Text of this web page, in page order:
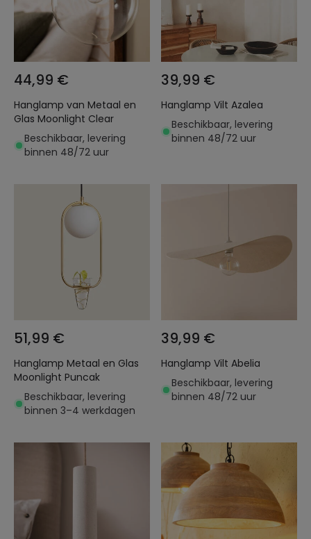
44,99 €
Hanglamp van Metaal en
Glas Moonlight Clear
Beschikbaar, levering
binnen 48/72 uur
39,99 €
Hanglamp Vilt Azalea
Beschikbaar, levering
binnen 48/72 uur
51,99 €
Hanglamp Metaal en Glas
Moonlight Puncak
Beschikbaar, levering
binnen 3–4 werkdagen
39,99 €
Hanglamp Vilt Abelia
Beschikbaar, levering
binnen 48/72 uur